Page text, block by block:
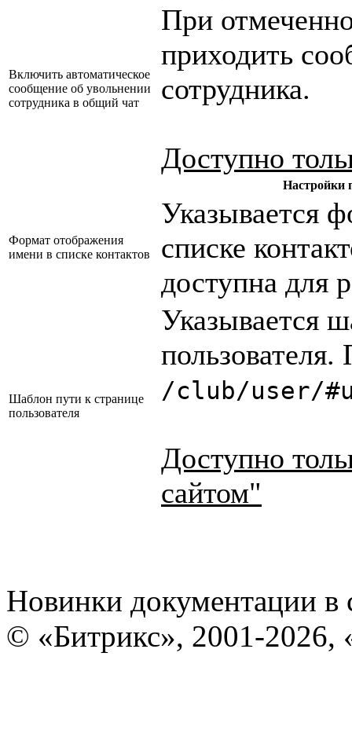
Включить автоматическое
сообщение об увольнении
сотрудника в общий чат
При
приходить
сотрудника.
Доступно
Настройки
Формат отображения
имени в списке контактов
Указывается
списке
доступна для
Шаблон пути к странице
пользователя
Указывается
/club/user/
Доступно
сайтом"
Новинки документации в
© «Битрикс», 2001-2026,